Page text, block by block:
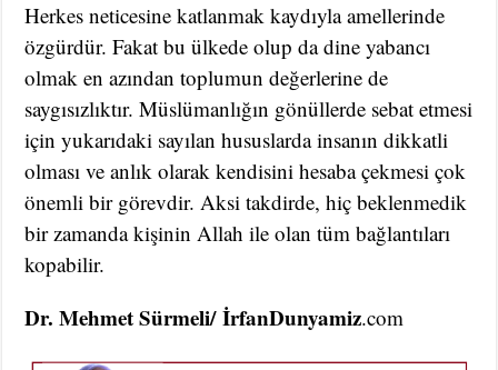
Herkes neticesine katlanmak kaydıyla amellerinde
özgürdür. Fakat bu ülkede olup da dine yabancı
olmak en azından toplumun değerlerine de
saygısızlıktır. Müslümanlığın gönüllerde sebat etmesi
için yukarıdaki sayılan hususlarda insanın dikkatli
olması ve anlık olarak kendisini hesaba çekmesi çok
önemli bir görevdir. Aksi takdirde, hiç beklenmedik
bir zamanda kişinin Allah ile olan tüm bağlantıları
kopabilir.
Dr. Mehmet Sürmeli/ İrfanDunyamiz.com